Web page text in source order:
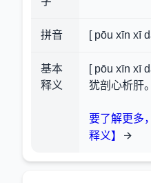
拼音 [ pōu xīn xī
基本
释义
[ pōu xīn xī
犹剖心析肝
要了解更多
释义】